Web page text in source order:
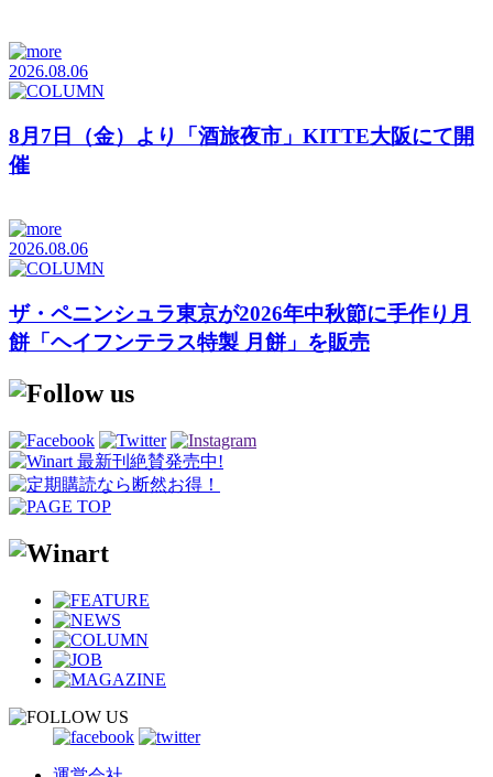
2026.08.06
8月7日（金）より「酒旅夜市」KITTE大阪にて開
催
2026.08.06
ザ・ペニンシュラ東京が2026年中秋節に手作り月
餅「ヘイフンテラス特製 月餅」を販売